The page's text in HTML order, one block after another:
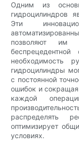
Одним из
гидроцилиндров
Эти
позволяют им
необходимость
гидроцилиндры
с постоянной
ошибок и
каждой
распределять
оптимизирует
условиях.